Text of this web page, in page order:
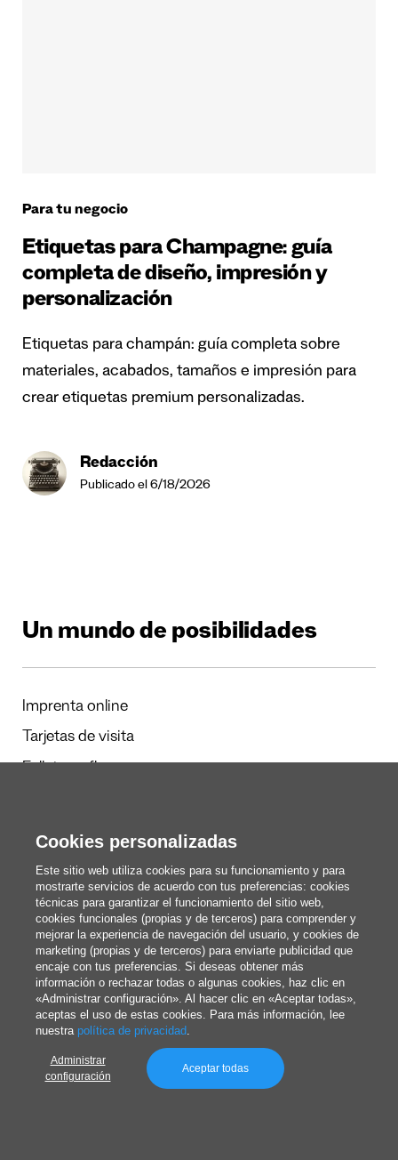
Para tu negocio
Etiquetas para Champagne: guía
completa de diseño, impresión y
personalización
Etiquetas para champán: guía completa sobre
materiales, acabados, tamaños e impresión para
crear etiquetas premium personalizadas.
Redacción
Publicado el 6/18/2026
Un mundo de posibilidades
Imprenta online
Tarjetas de visita
Pegatinas personalizadas
Packaging
Cajas personalizadas
Bolsas personalizadas
Revistas, libros y catálogos
Lienzos personalizados
Merchandising
Calendarios y agendas
Cookies personalizadas
Este sitio web utiliza cookies para su funcionamiento y para
mostrarte servicios de acuerdo con tus preferencias: cookies
técnicas para garantizar el funcionamiento del sitio web,
cookies funcionales (propias y de terceros) para comprender y
mejorar la experiencia de navegación del usuario, y cookies de
marketing (propias y de terceros) para enviarte publicidad que
encaje con tus preferencias. Si deseas obtener más
información o rechazar todas o algunas cookies, haz clic en
«Administrar configuración». Al hacer clic en «Aceptar todas»,
aceptas el uso de estas cookies. Para más información, lee
nuestra política de privacidad.
Administrar
configuración
Aceptar todas